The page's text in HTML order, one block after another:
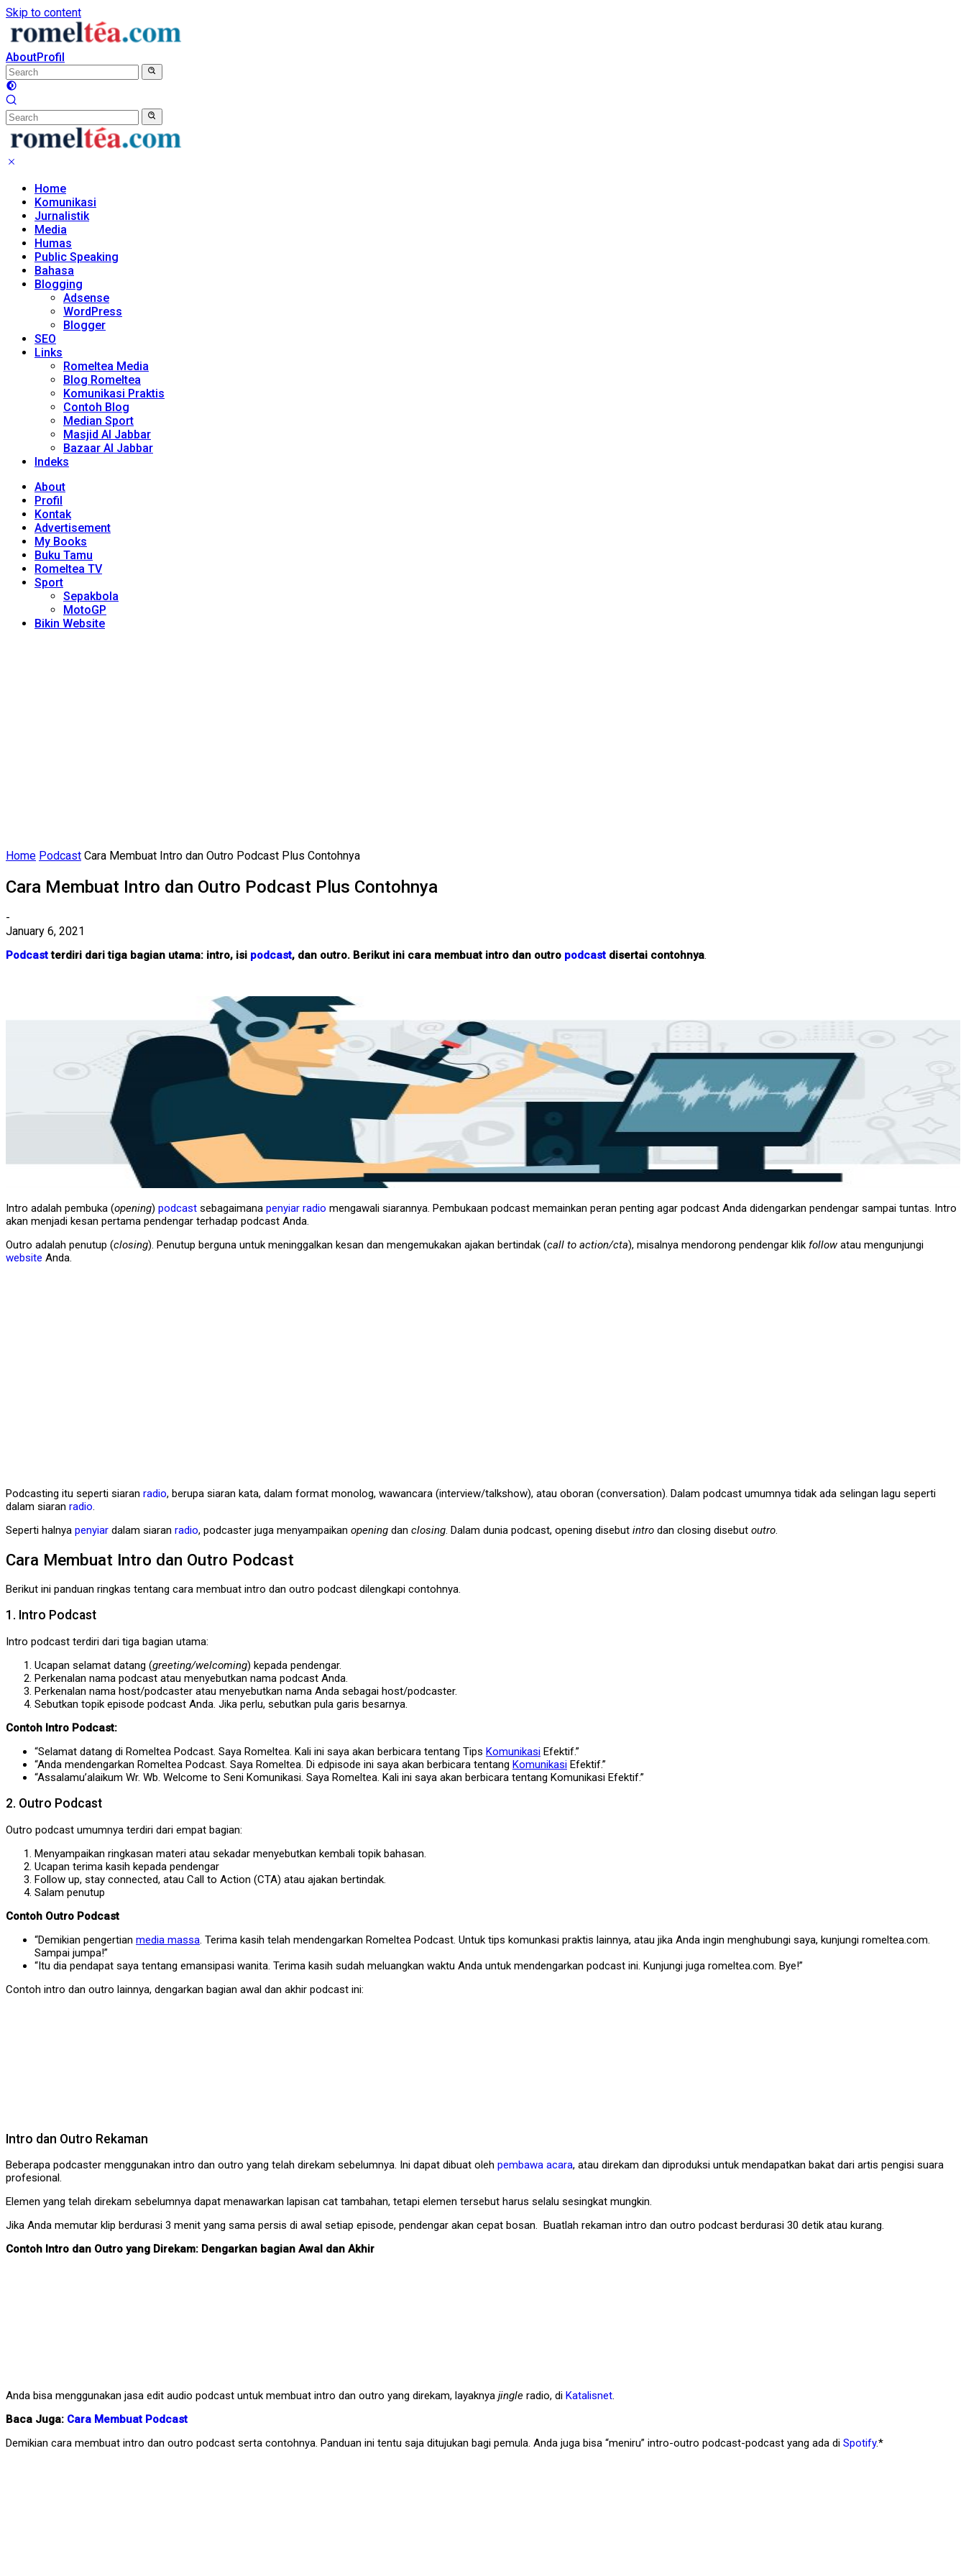
Skip to content
AboutProfil
Home
Komunikasi
Jurnalistik
Media
Humas
Public Speaking
Bahasa
Blogging
Adsense
WordPress
Blogger
SEO
Links
Romeltea Media
Blog Romeltea
Komunikasi Praktis
Contoh Blog
Median Sport
Masjid Al Jabbar
Bazaar Al Jabbar
Indeks
About
Profil
Kontak
Advertisement
My Books
Buku Tamu
Romeltea TV
Sport
Sepakbola
MotoGP
Bikin Website
Home Podcast Cara Membuat Intro dan Outro Podcast Plus Contohnya
Cara Membuat Intro dan Outro Podcast Plus Contohnya
-
January 6, 2021
Podcastterdiri dari tiga bagian utama: intro, isi podcast, dan outro. Berikut ini cara membuat intro dan outro podcast disertai contohnya.
Intro adalah pembuka (opening) podcast sebagaimana penyiar radio mengawali siarannya. Pembukaan podcast memainkan peran penting agar podcast Anda didengarkan pendengar sampai tuntas. Intro
akan menjadi kesan pertama pendengar terhadap podcast Anda.
Outro adalah penutup (closing). Penutup berguna untuk meninggalkan kesan dan mengemukakan ajakan bertindak (call to action/cta), misalnya mendorong pendengar klik follow atau mengunjungi
website Anda.
Podcasting itu seperti siaran radio, berupa siaran kata, dalam format monolog, wawancara (interview/talkshow), atau oboran (conversation). Dalam podcast umumnya tidak ada selingan lagu seperti
dalam siaran radio.
Seperti halnya penyiar dalam siaran radio, podcaster juga menyampaikan opening dan closing. Dalam dunia podcast, opening disebut intro dan closing disebut outro.
Cara Membuat Intro dan Outro Podcast
Berikut ini panduan ringkas tentang cara membuat intro dan outro podcast dilengkapi contohnya.
1. Intro Podcast
Intro podcast terdiri dari tiga bagian utama:
Ucapan selamat datang (greeting/welcoming) kepada pendengar.
Perkenalan nama podcast atau menyebutkan nama podcast Anda.
Perkenalan nama host/podcaster atau menyebutkan nama Anda sebagai host/podcaster.
Sebutkan topik episode podcast Anda. Jika perlu, sebutkan pula garis besarnya.
Contoh Intro Podcast:
“Selamat datang di Romeltea Podcast. Saya Romeltea. Kali ini saya akan berbicara tentang Tips Komunikasi Efektif.”
“Anda mendengarkan Romeltea Podcast. Saya Romeltea. Di edpisode ini saya akan berbicara tentang Komunikasi Efektif.”
“Assalamu’alaikum Wr. Wb. Welcome to Seni Komunikasi. Saya Romeltea. Kali ini saya akan berbicara tentang Komunikasi Efektif.”
2. Outro Podcast
Outro podcast umumnya terdiri dari empat bagian:
Menyampaikan ringkasan materi atau sekadar menyebutkan kembali topik bahasan.
Ucapan terima kasih kepada pendengar
Follow up, stay connected, atau Call to Action (CTA) atau ajakan bertindak.
Salam penutup
Contoh Outro Podcast
“Demikian pengertian media massa. Terima kasih telah mendengarkan Romeltea Podcast. Untuk tips komunkasi praktis lainnya, atau jika Anda ingin menghubungi saya, kunjungi romeltea.com.
Sampai jumpa!”
“Itu dia pendapat saya tentang emansipasi wanita. Terima kasih sudah meluangkan waktu Anda untuk mendengarkan podcast ini. Kunjungi juga romeltea.com. Bye!”
Contoh intro dan outro lainnya, dengarkan bagian awal dan akhir podcast ini:
Intro dan Outro Rekaman
Beberapa podcaster menggunakan intro dan outro yang telah direkam sebelumnya. Ini dapat dibuat oleh pembawa acara, atau direkam dan diproduksi untuk mendapatkan bakat dari artis pengisi suara
profesional.
Elemen yang telah direkam sebelumnya dapat menawarkan lapisan cat tambahan, tetapi elemen tersebut harus selalu sesingkat mungkin.
Jika Anda memutar klip berdurasi 3 menit yang sama persis di awal setiap episode, pendengar akan cepat bosan. Buatlah rekaman intro dan outro podcast berdurasi 30 detik atau kurang.
Contoh Intro dan Outro yang Direkam: Dengarkan bagian Awal dan Akhir
Anda bisa menggunakan jasa edit audio podcast untuk membuat intro dan outro yang direkam, layaknya jingle radio, di Katalisnet.
Baca Juga: Cara Membuat Podcast
Demikian cara membuat intro dan outro podcast serta contohnya. Panduan ini tentu saja ditujukan bagi pemula. Anda juga bisa “meniru” intro-outro podcast-podcast yang ada di Spotify.*